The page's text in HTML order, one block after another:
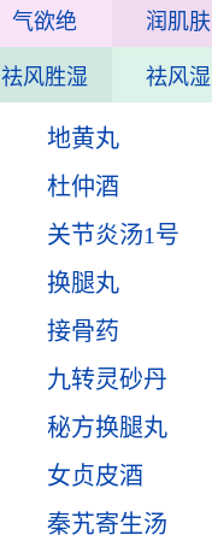
气欲绝 润肌肤
祛风胜湿 祛风湿
地黄丸
杜仲酒
关节炎汤1号
换腿丸
接骨药
九转灵砂丹
秘方换腿丸
女贞皮酒
秦艽寄生汤